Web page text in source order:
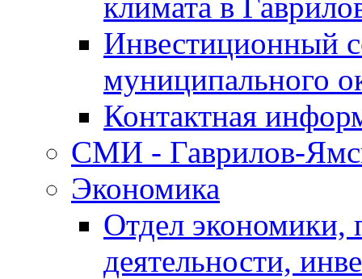
Инвестиционный
муниципального
Контактная
СМИ - Гаврилов-
Экономика
Отдел экономики,
деятельности,